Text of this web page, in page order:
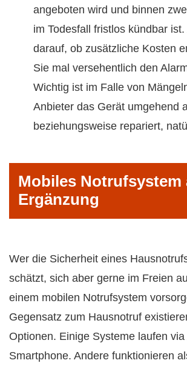
angeboten wird und binnen
im Todesfall fristlos kündbar
darauf, ob zusätzliche Kosten
Sie mal versehentlich den
Wichtig ist im Falle von
Anbieter das Gerät umgehend
beziehungsweise repariert,
Mobiles Notrufsystem
Ergänzung
Wer die Sicherheit eines
schätzt, sich aber gerne im Freien
einem mobilen Notrufsystem
Gegensatz zum Hausnotruf
Optionen. Einige Systeme laufen
Smartphone. Andere funktionieren